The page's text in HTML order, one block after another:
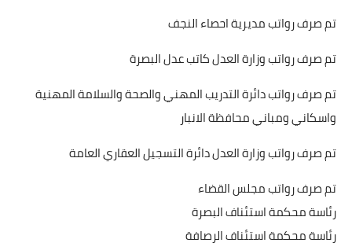
تم صرف رواتب مديرية احصاء النجف
تم صرف رواتب وزارة العدل كاتب عدل البصرة
تم صرف رواتب دائرة التدريب المهني والصحة والسلامة المهنية
واسكاني ومباني محافظة الانبار
تم صرف رواتب وزارة العدل دائرة التسجيل العقاري العامة
تم صرف رواتب مجلس القضاء
رئاسة محكمة استئناف البصرة
رئاسة محكمة استئناف الرصافة